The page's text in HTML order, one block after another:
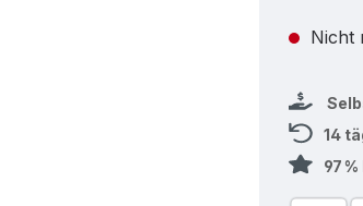
Nicht
14
97